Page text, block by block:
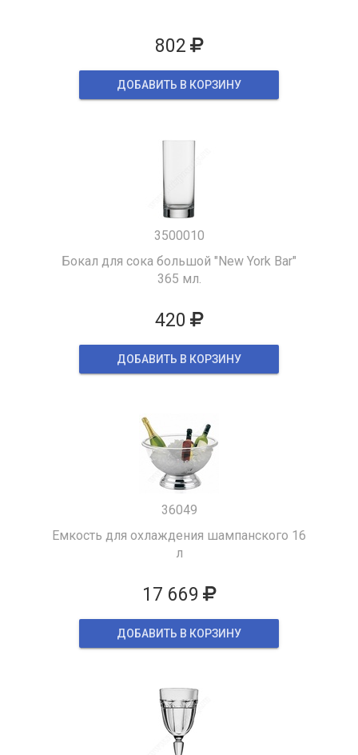
802
ДОБАВИТЬ В КОРЗИНУ
3500010
Бокал для сока большой "New York Bar"
365 мл.
420
ДОБАВИТЬ В КОРЗИНУ
36049
Емкость для охлаждения шампанского 16
л
17 669
ДОБАВИТЬ В КОРЗИНУ